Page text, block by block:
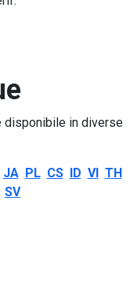
disponibile in diverse
JA PL CS ID VI TH
SV